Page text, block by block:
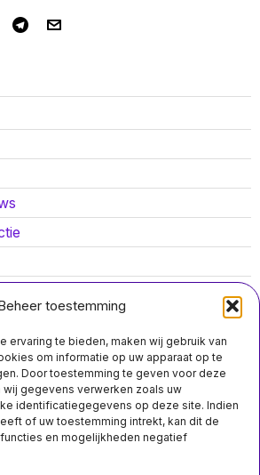
toestemming
ervaring te bieden, maken wij gebruik van
om informatie op uw apparaat op te
Door toestemming te geven voor deze
gegevens verwerken zoals uw
identificatiegegevens op deze site. Indien
of uw toestemming intrekt, kan dit de
en mogelijkheden negatief